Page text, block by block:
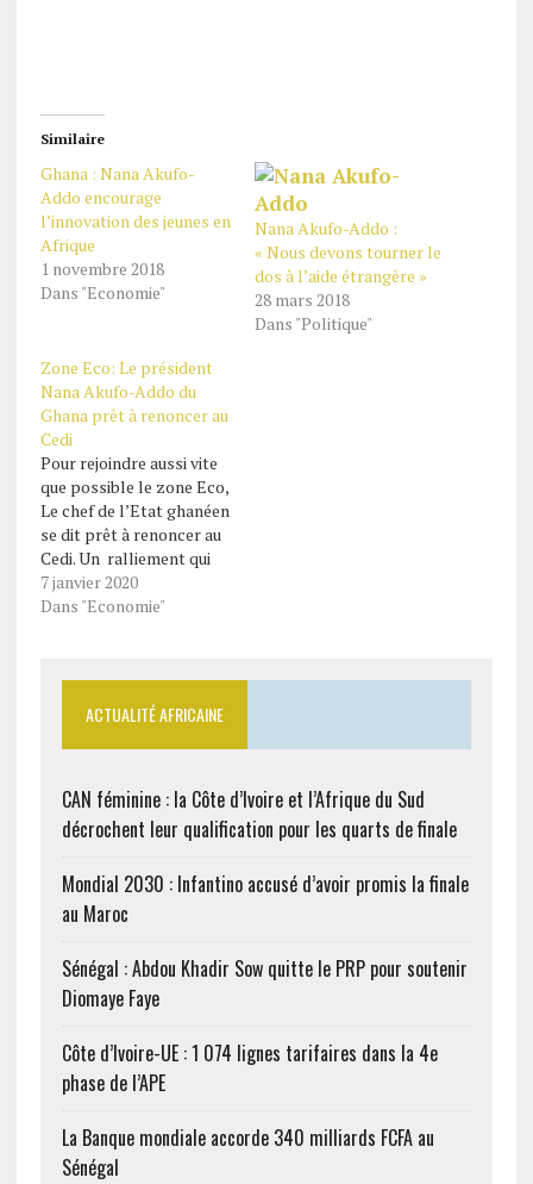
Similaire
Ghana : Nana Akufo-
Addo encourage
l’innovation des jeunes en
Afrique
1 novembre 2018
Dans "Economie"
Nana Akufo-Addo :
« Nous devons tourner le
dos à l’aide étrangère »
28 mars 2018
Dans "Politique"
Zone Eco: Le président
Nana Akufo-Addo du
Ghana prêt à renoncer au
Cedi
Pour rejoindre aussi vite
que possible le zone Eco,
Le chef de l’Etat ghanéen
se dit prêt à renoncer au
Cedi. Un ralliement qui
ferait de son pays la
première puissance
monétaire, devant la
Côte d’Ivoire. M. Akufo-
Addo dans son appel aux
autres pays de…
7 janvier 2020
Dans "Economie"
ACTUALITÉ AFRICAINE
CAN féminine : la Côte d’Ivoire et l’Afrique du Sud
décrochent leur qualification pour les quarts de finale
Mondial 2030 : Infantino accusé d’avoir promis la finale
au Maroc
Sénégal : Abdou Khadir Sow quitte le PRP pour soutenir
Diomaye Faye
Côte d’Ivoire-UE : 1 074 lignes tarifaires dans la 4e
phase de l’APE
La Banque mondiale accorde 340 milliards FCFA au
Sénégal